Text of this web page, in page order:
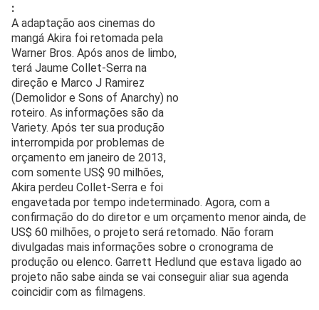
:
A adaptação aos cinemas do
mangá Akira foi retomada pela
Warner Bros. Após anos de limbo,
terá Jaume Collet-Serra na
direção e Marco J Ramirez
(Demolidor e Sons of Anarchy) no
roteiro. As informações são da
Variety. Após ter sua produção
interrompida por problemas de
orçamento em janeiro de 2013,
com somente US$ 90 milhões,
Akira perdeu Collet-Serra e foi
engavetada por tempo indeterminado. Agora, com a
confirmação do do diretor e um orçamento menor ainda, de
US$ 60 milhões, o projeto será retomado. Não foram
divulgadas mais informações sobre o cronograma de
produção ou elenco. Garrett Hedlund que estava ligado ao
projeto não sabe ainda se vai conseguir aliar sua agenda
coincidir com as filmagens.